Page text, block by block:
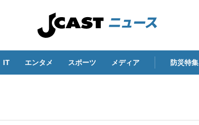
IT エンタメ スポーツ メディア 防災特集